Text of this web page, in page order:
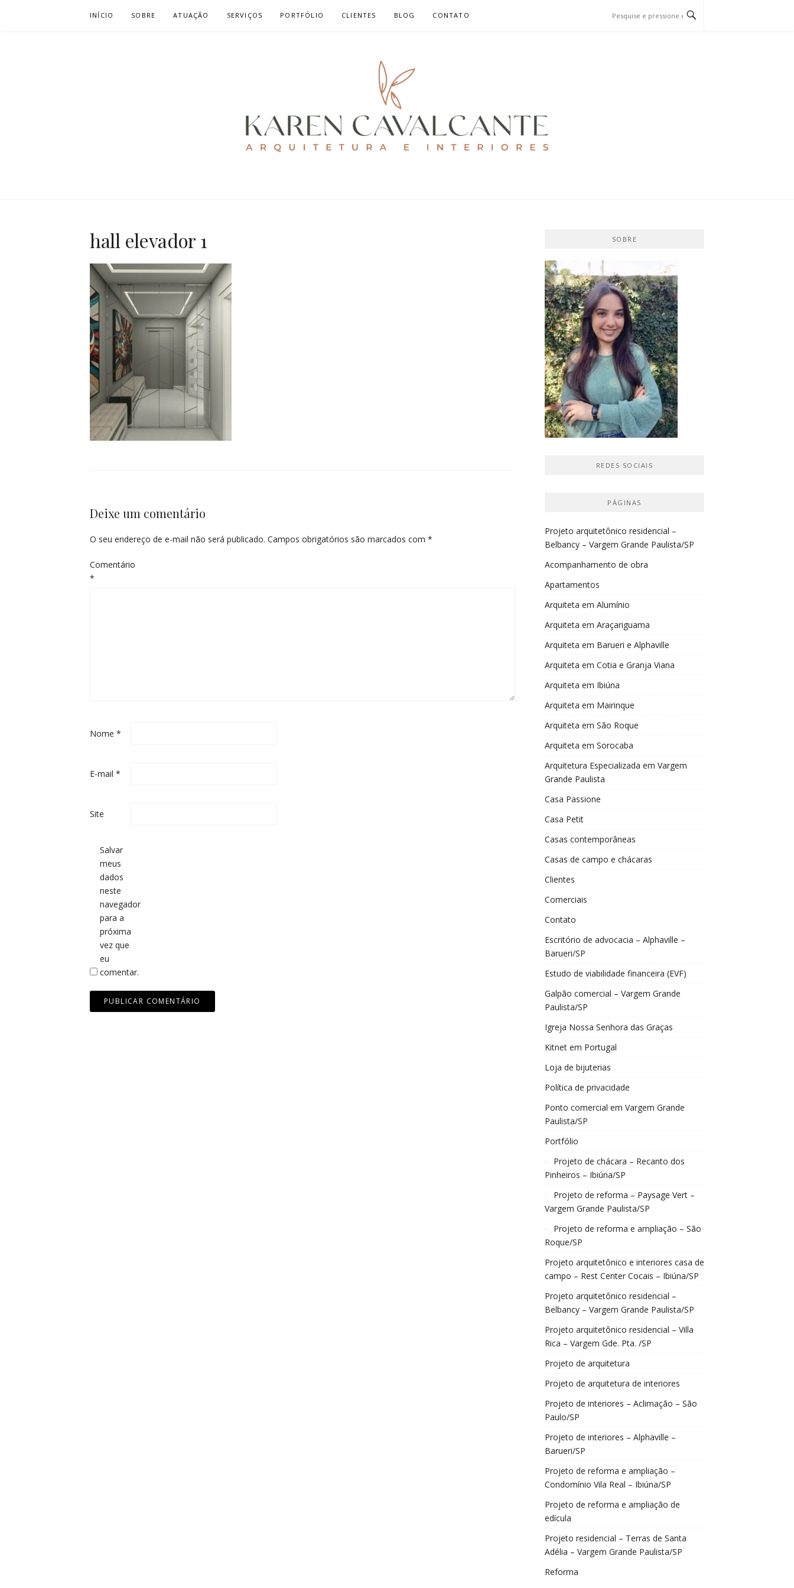
INÍCIO SOBRE ATUAÇÃO SERVIÇOS PORTFÓLIO CLIENTES BLOG CONTATO
hall elevador 1
Deixe um comentário
O seu endereço de e-mail não será publicado. Campos obrigatórios são marcados com *
Comentário
*
Nome *
E-mail *
Site
Salvar
meus
dados
neste
navegador
para a
próxima
vez que
eu
comentar.
SOBRE
REDES SOCIAIS
PÁGINAS
Projeto arquitetônico residencial –
Belbancy – Vargem Grande Paulista/SP
Acompanhamento de obra
Apartamentos
Arquiteta em Alumínio
Arquiteta em Araçariguama
Arquiteta em Barueri e Alphaville
Arquiteta em Cotia e Granja Viana
Arquiteta em Ibiúna
Arquiteta em Mairinque
Arquiteta em São Roque
Arquiteta em Sorocaba
Arquitetura Especializada em Vargem
Grande Paulista
Casa Passione
Casa Petit
Casas contemporâneas
Casas de campo e chácaras
Clientes
Comerciais
Contato
Escritório de advocacia – Alphaville –
Barueri/SP
Estudo de viabilidade financeira (EVF)
Galpão comercial – Vargem Grande
Paulista/SP
Igreja Nossa Senhora das Graças
Kitnet em Portugal
Loja de bijuterias
Política de privacidade
Ponto comercial em Vargem Grande
Paulista/SP
Portfólio
Projeto de chácara – Recanto dos
Pinheiros – Ibiúna/SP
Projeto de reforma – Paysage Vert –
Vargem Grande Paulista/SP
Projeto de reforma e ampliação – São
Roque/SP
Projeto arquitetônico e interiores casa de
campo – Rest Center Cocais – Ibiúna/SP
Projeto arquitetônico residencial –
Belbancy – Vargem Grande Paulista/SP
Projeto arquitetônico residencial – Villa
Rica – Vargem Gde. Pta. /SP
Projeto de arquitetura
Projeto de arquitetura de interiores
Projeto de interiores – Aclimação – São
Paulo/SP
Projeto de interiores – Alphaville –
Barueri/SP
Projeto de reforma e ampliação –
Condomínio Vila Real – Ibiúna/SP
Projeto de reforma e ampliação de
edícula
Projeto residencial – Terras de Santa
Adélia – Vargem Grande Paulista/SP
Reforma